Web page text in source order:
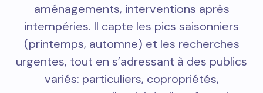
aménagements, interventions après
intempéries. Il capte les pics saisonniers
(printemps, automne) et les recherches
urgentes, tout en s’adressant à des publics
variés: particuliers, copropriétés,